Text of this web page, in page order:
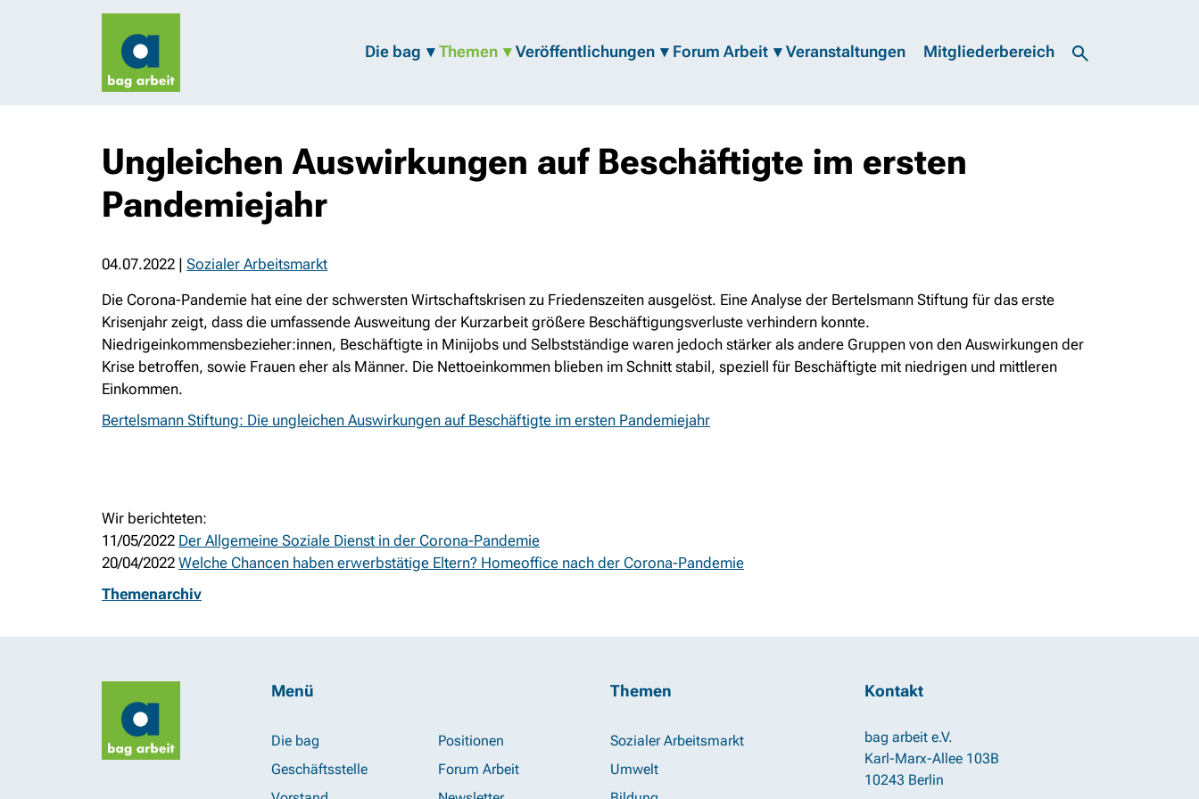
Die bag Themen Veröffentlichungen Forum Arbeit Veranstaltungen Mitgliederbereich
Ungleichen Auswirkungen auf Beschäftigte im ersten
Pandemiejahr
04.07.2022 | Sozialer Arbeitsmarkt
Die Corona-Pandemie hat eine der schwersten Wirtschaftskrisen zu Friedenszeiten ausgelöst. Eine Analyse der Bertelsmann Stiftung für das erste
Krisenjahr zeigt, dass die umfassende Ausweitung der Kurzarbeit größere Beschäftigungsverluste verhindern konnte.
Niedrigeinkommensbezieher:innen, Beschäftigte in Minijobs und Selbstständige waren jedoch stärker als andere Gruppen von den Auswirkungen der
Krise betroffen, sowie Frauen eher als Männer. Die Nettoeinkommen blieben im Schnitt stabil, speziell für Beschäftigte mit niedrigen und mittleren
Einkommen.
Bertelsmann Stiftung: Die ungleichen Auswirkungen auf Beschäftigte im ersten Pandemiejahr
Wir berichteten:
11/05/2022 Der Allgemeine Soziale Dienst in der Corona-Pandemie
20/04/2022 Welche Chancen haben erwerbstätige Eltern? Homeoffice nach der Corona-Pandemie
Themenarchiv
Menü
Die bag
Geschäftsstelle
Positionen
Forum Arbeit
Themen
Sozialer Arbeitsmarkt
Umwelt
Kontakt
bag arbeit e.V.
Karl-Marx-Allee 103B
10243 Berlin